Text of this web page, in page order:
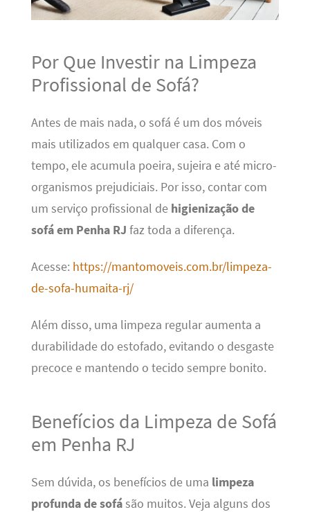
Por Que Investir na Limpeza
Profissional de Sofá?
Antes de mais nada, o sofá é um dos móveis
mais utilizados em qualquer casa. Com o
tempo, ele acumula poeira, sujeira e até micro-
organismos prejudiciais. Por isso, contar com
um serviço profissional de higienização de
sofá em Penha RJ faz toda a diferença.
Acesse: https://mantomoveis.com.br/limpeza-
de-sofa-humaita-rj/
Além disso, uma limpeza regular aumenta a
durabilidade do estofado, evitando o desgaste
precoce e mantendo o tecido sempre bonito.
Benefícios da Limpeza de Sofá
em Penha RJ
Sem dúvida, os benefícios de uma limpeza
profunda de sofásão muitos. Veja alguns dos